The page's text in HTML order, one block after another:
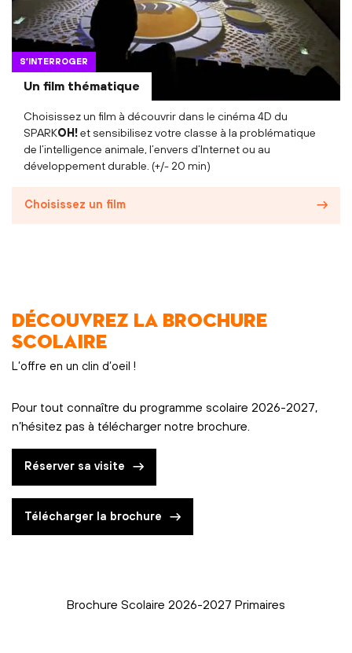
Un film thématique
S’INTERROGER
Choisissez un film à découvrir dans le cinéma 4D du
SPARKOH!et sensibilisez votre classe à la problématique
de l’intelligence animale, l’envers d’Internet ou au
développement durable. (+/- 20 min)
Choisissez un film
Brochure Scolaire 2026-2027 Primaires
Découvrez la brochure
scolaire
L’offre en un clin d’oeil !
Pour tout connaître du programme scolaire 2026-2027,
n’hésitez pas à télécharger notre brochure.
Réserver sa visite
Télécharger la brochure